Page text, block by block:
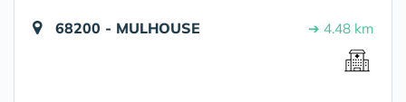
68200 - MULHOUSE ➔ 4.48 km